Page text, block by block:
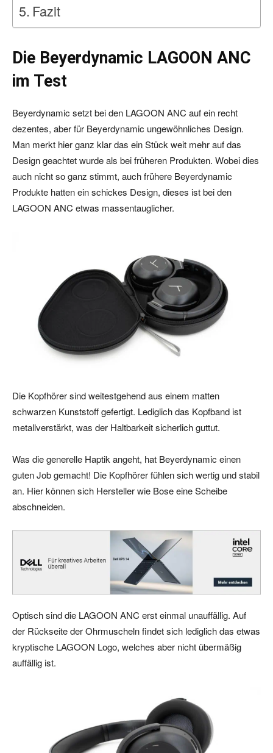
Fazit
Die Beyerdynamic LAGOON ANC
im Test
Beyerdynamic setzt bei den LAGOON ANC auf ein recht
dezentes, aber für Beyerdynamic ungewöhnliches Design.
Man merkt hier ganz klar das ein Stück weit mehr auf das
Design geachtet wurde als bei früheren Produkten. Wobei dies
auch nicht so ganz stimmt, auch frühere Beyerdynamic
Produkte hatten ein schickes Design, dieses ist bei den
LAGOON ANC etwas massentauglicher.
Die Kopfhörer sind weitestgehend aus einem matten
schwarzen Kunststoff gefertigt. Lediglich das Kopfband ist
metallverstärkt, was der Haltbarkeit sicherlich guttut.
Was die generelle Haptik angeht, hat Beyerdynamic einen
guten Job gemacht! Die Kopfhörer fühlen sich wertig und stabil
an. Hier können sich Hersteller wie Bose eine Scheibe
abschneiden.
Optisch sind die LAGOON ANC erst einmal unauffällig. Auf
der Rückseite der Ohrmuscheln findet sich lediglich das etwas
kryptische LAGOON Logo, welches aber nicht übermäßig
auffällig ist.